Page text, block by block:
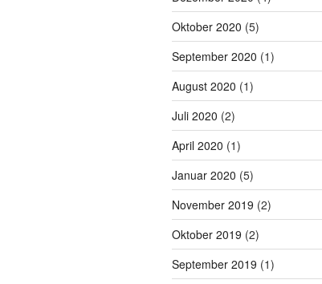
Oktober 2020 (5)
September 2020 (1)
August 2020 (1)
Juli 2020 (2)
April 2020 (1)
Januar 2020 (5)
November 2019 (2)
Oktober 2019 (2)
September 2019 (1)